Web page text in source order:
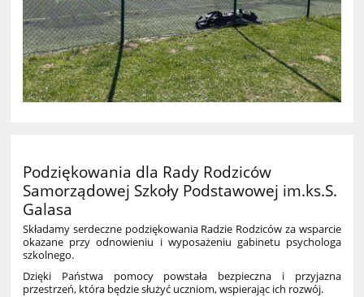
Podziękowania dla Rady Rodziców
Samorządowej Szkoły Podstawowej im.ks.S.
Galasa
Składamy serdeczne podziękowania Radzie Rodziców za wsparcie
okazane przy odnowieniu i wyposażeniu gabinetu psychologa
szkolnego.
Dzięki Państwa pomocy powstała bezpieczna i przyjazna
przestrzeń, która będzie służyć uczniom, wspierając ich rozwój.